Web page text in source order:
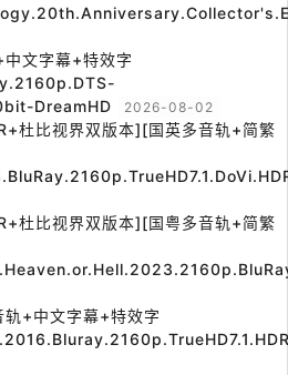
文字幕+特效字
DreamHD
2026-08-02
杜比视界双版本][国英多音轨+简繁
杜比视界双版本][国粤多音轨+简繁
+中文字幕+特效字